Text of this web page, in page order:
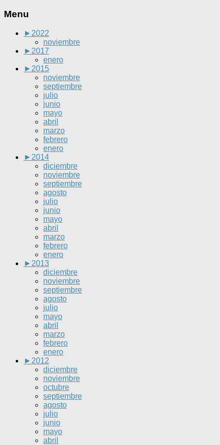
Menu
► 2022
noviembre
► 2017
enero
► 2015
noviembre
septiembre
julio
junio
mayo
abril
marzo
febrero
enero
► 2014
diciembre
noviembre
septiembre
agosto
julio
junio
mayo
abril
marzo
febrero
enero
► 2013
diciembre
noviembre
septiembre
agosto
julio
mayo
abril
marzo
febrero
enero
► 2012
diciembre
noviembre
octubre
septiembre
agosto
julio
junio
mayo
abril